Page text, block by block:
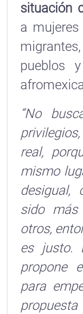
situación
a mujeres
pueblos
“No
real,
mismo
desigual,
sido
otros,
es justo.
propone
para